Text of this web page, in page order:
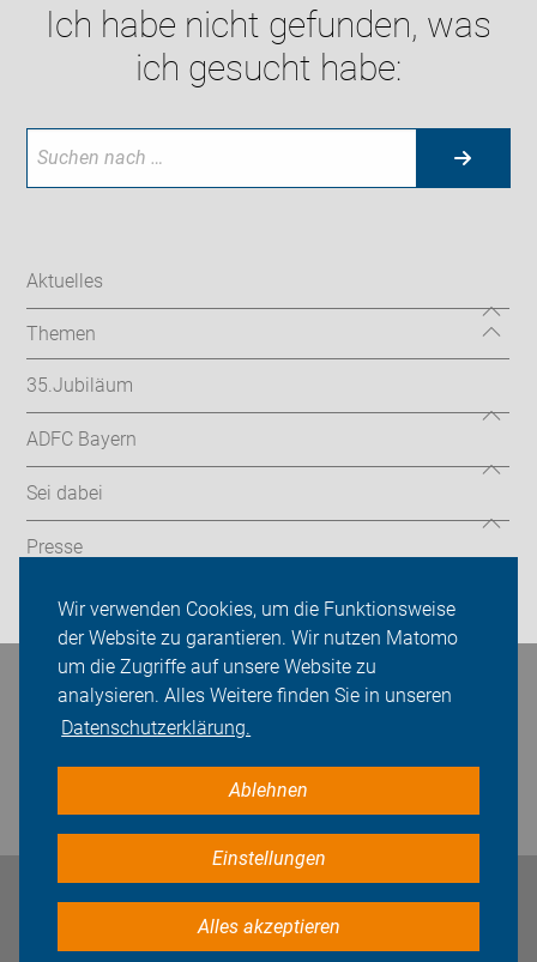
Wir verwenden Cookies, um die Funktionsweise
der Website zu garantieren. Wir nutzen Matomo
um die Zugriffe auf unsere Website zu
analysieren. Alles Weitere finden Sie in unseren
Datenschutzerklärung.
Ablehnen
Einstellungen
Alles akzeptieren
Ich habe nicht gefunden, was
ich gesucht habe:
Aktuelles
Themen
35.Jubiläum
ADFC Bayern
Sei dabei
Presse
Login
Bleiben Sie in Kontakt
Impressum Datenschutz Cookie-Einstellungen